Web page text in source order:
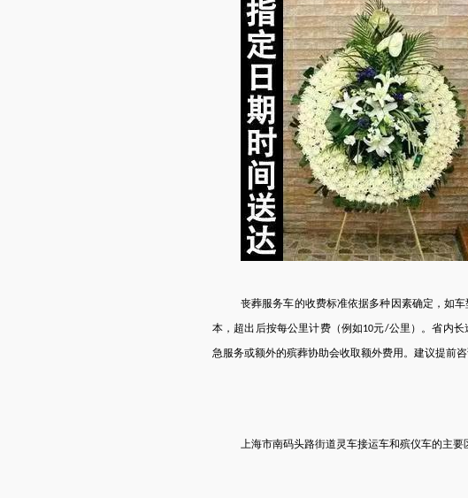
丧葬服务车的收费标准依据多种因素确定，如
本，超出后按每公里计费（例如10元/公里）。省内长
急服务或额外的殡葬协助会收取额外费用。建议提前
上海市南码头路街道灵车接运车和殡仪车的主要